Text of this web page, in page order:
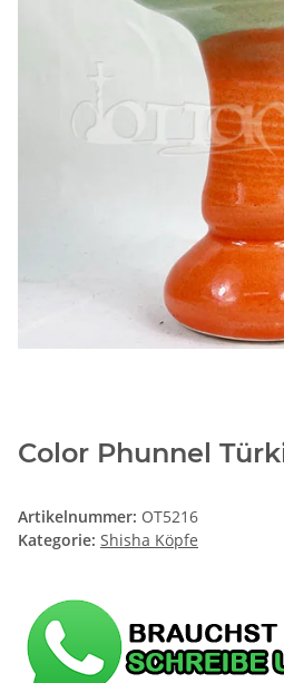
Color Phunnel
Artikelnummer: OT5216
Kategorie: Shisha Köpfe